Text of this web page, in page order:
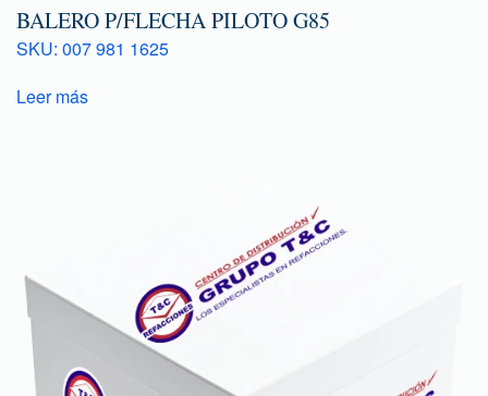
BALERO P/FLECHA PILOTO G85
SKU: 007 981 1625
Leer más